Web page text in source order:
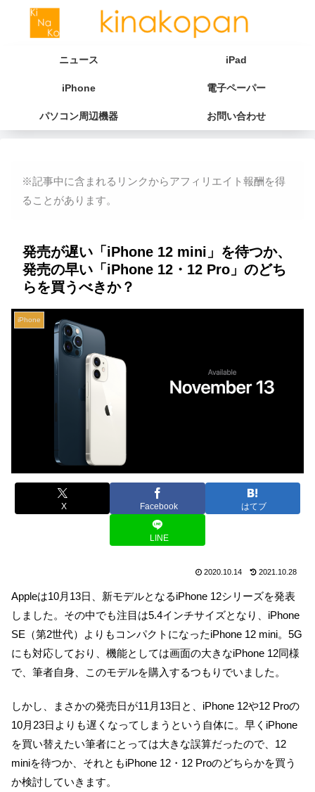
ニュース iPad
iPhone 電子ペーパー
パソコン周辺機器 お問い合わせ
※記事中に含まれるリンクからアフィリエイト報酬を得
ることがあります。
発売が遅い「iPhone 12 mini」を待つか、
発売の早い「iPhone 12・12 Pro」のどち
らを買うべきか？
iPhone
X Facebook はてブ
LINE
2020.10.14 2021.10.28
Appleは10月13日、新モデルとなるiPhone 12シリーズを発表
しました。その中でも注目は5.4インチサイズとなり、iPhone
SE（第2世代）よりもコンパクトになったiPhone 12 mini。5G
にも対応しており、機能としては画面の大きなiPhone 12同様
で、筆者自身、このモデルを購入するつもりでいました。
しかし、まさかの発売日が11月13日と、iPhone 12や12 Proの
10月23日よりも遅くなってしまうという自体に。早くiPhone
を買い替えたい筆者にとっては大きな誤算だったので、12
miniを待つか、それともiPhone 12・12 Proのどちらかを買う
か検討していきます。